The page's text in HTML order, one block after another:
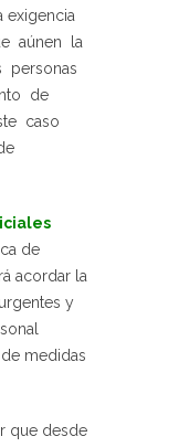
exigencia
aúnen la
de
caso
de
acordar la
y
medidas
que desde